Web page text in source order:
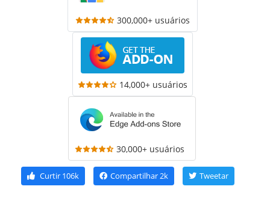
300,000+ usuários
14,000+ usuários
30,000+ usuários
Curtir 106k Compartilhar2k Tweetar